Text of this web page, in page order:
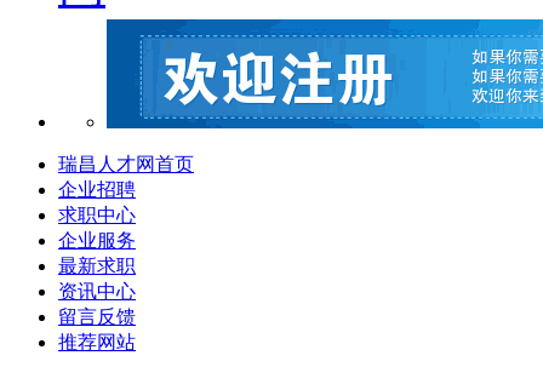
瑞昌人才网首页
企业招聘
求职中心
企业服务
最新求职
资讯中心
留言反馈
推荐网站